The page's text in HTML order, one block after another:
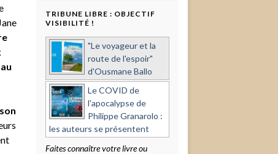
son
TRIBUNE LIBRE : OBJECTIF
VISIBILITÉ !
"Le voyageur et la
route de l'espoir"
d'Ousmane Ballo
Le COVID de
l'apocalypse de
Philippe Granarolo :
les auteurs se présentent
Faites connaître votre livre ou